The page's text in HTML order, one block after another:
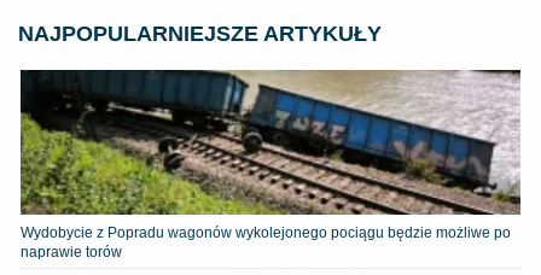
NAJPOPULARNIEJSZE ARTYKUŁY
Wydobycie z Popradu wagonów wykolejonego pociągu będzie możliwe po
naprawie torów